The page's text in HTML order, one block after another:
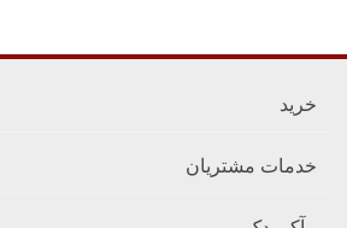
خرید
خدمات مشتریان